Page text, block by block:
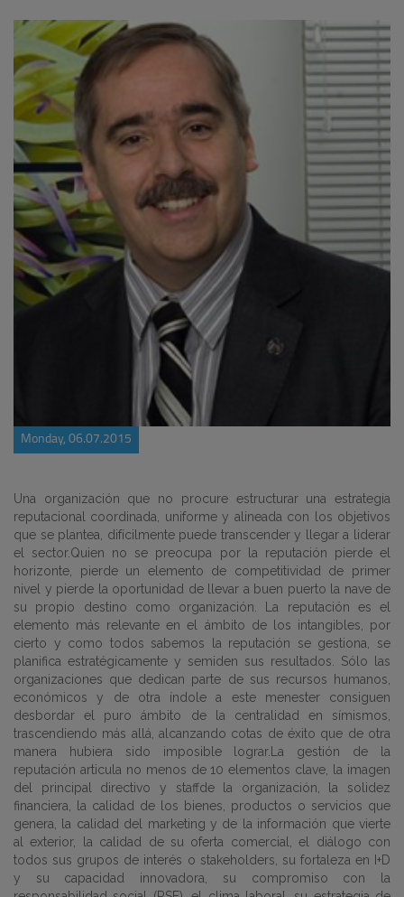
Monday, 06.07.2015
Una organización que no procure estructurar una estrategia
reputacional coordinada, uniforme y alineada con los objetivos
que se plantea, difícilmente puede transcender y llegar a liderar
el sector.Quien no se preocupa por la reputación pierde el
horizonte, pierde un elemento de competitividad de primer
nivel y pierde la oportunidad de llevar a buen puerto la nave de
su propio destino como organización. La reputación es el
elemento más relevante en el ámbito de los intangibles, por
cierto y como todos sabemos la reputación se gestiona, se
planifica estratégicamente y semiden sus resultados. Sólo las
organizaciones que dedican parte de sus recursos humanos,
económicos y de otra índole a este menester consiguen
desbordar el puro ámbito de la centralidad en símismos,
trascendiendo más allá, alcanzando cotas de éxito que de otra
manera hubiera sido imposible lograr.La gestión de la
reputación articula no menos de 10 elementos clave, la imagen
del principal directivo y staffde la organización, la solidez
financiera, la calidad de los bienes, productos o servicios que
genera, la calidad del marketing y de la información que vierte
al exterior, la calidad de su oferta comercial, el diálogo con
todos sus grupos de interés o stakeholders, su fortaleza en I+D
y su capacidad innovadora, su compromiso con la